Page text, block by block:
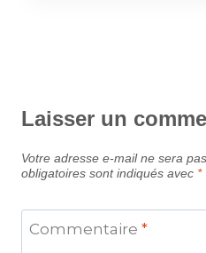
Laisser un
Votre adresse e-mail ne sera
obligatoires sont indiqués avec *
Commentaire *